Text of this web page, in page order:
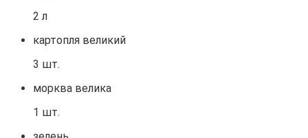
2 л
картопля великий
3 шт.
морква велика
1 шт.